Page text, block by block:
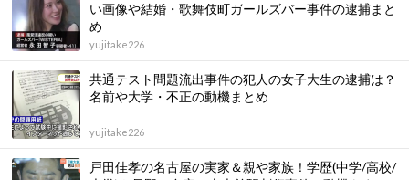
い画像や結婚・歌舞伎町ガールズバー事件の逮捕まと
め
yujitake226
共通テスト問題流出事件の犯人の女子大生の逮捕は？
名前や大学・不正の動機まとめ
yujitake226
戸田佳孝の名古屋の実家＆親や家族！学歴(中学/高校/